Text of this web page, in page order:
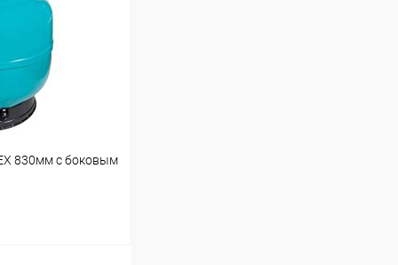
В наличии
830мм с боковым